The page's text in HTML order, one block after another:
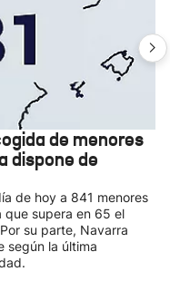
de menores
dispone de
de hoy a 841 menores
que supera en 65 el
su parte, Navarra
según la última